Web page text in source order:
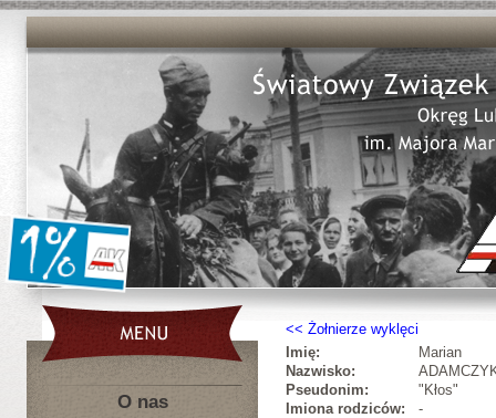
O nas
Żołnierze wyklęci
Imię:
Marian
Nazwisko:
Pseudonim:
"Kłos"
Imiona rodziców:
-